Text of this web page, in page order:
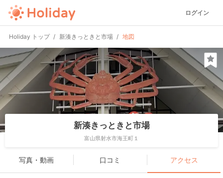
ログイン
Holiday トップ 新湊きっときと市場 地図
新湊きっときと市場
富山県射水市海王町１
写真・動画 口コミ アクセス